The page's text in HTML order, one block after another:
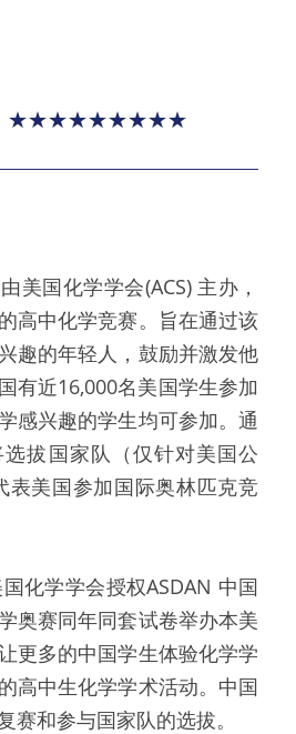
★★★★★★★★★
美国化学学会(ACS) 主办，
高中化学竞赛。旨在通过该
趣的年轻人，鼓励并激发他
有近16,000名美国学生参加
感兴趣的学生均可参加。通
拔国家队（仅针对美国公
表美国参加国际奥林匹克竞
化学学会授权ASDAN 中国
奥赛同年同套试卷举办本美
更多的中国学生体验化学学
高中生化学学术活动。中国
赛和参与国家队的选拔。